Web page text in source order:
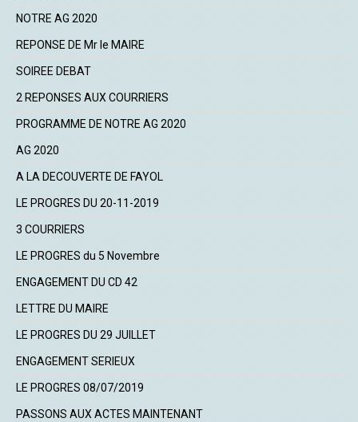
NOTRE AG 2020
REPONSE DE Mr le MAIRE
SOIREE DEBAT
2 REPONSES AUX COURRIERS
PROGRAMME DE NOTRE AG 2020
AG 2020
A LA DECOUVERTE DE FAYOL
LE PROGRES DU 20-11-2019
3 COURRIERS
LE PROGRES du 5 Novembre
ENGAGEMENT DU CD 42
LETTRE DU MAIRE
LE PROGRES DU 29 JUILLET
ENGAGEMENT SERIEUX
LE PROGRES 08/07/2019
PASSONS AUX ACTES MAINTENANT